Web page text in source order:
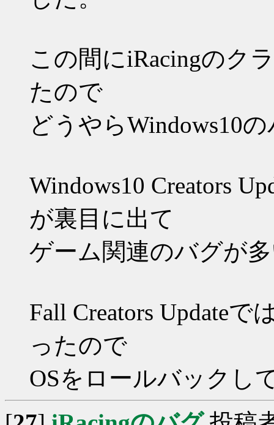
この間にiRacingのク
たので
どうやらWindows10
Windows10 Creators
が裏目に出て
ゲーム関連のバグが
Fall Creators Update
ったので
OSをロールバックし